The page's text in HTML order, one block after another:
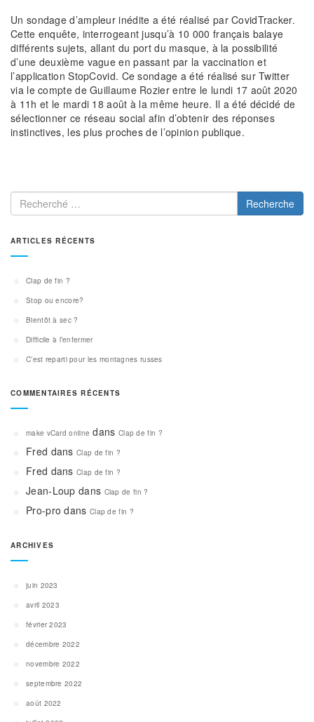
Un sondage d’ampleur inédite a été réalisé par CovidTracker.
Cette enquête, interrogeant jusqu’à 10 000 français balaye
différents sujets, allant du port du masque, à la possibilité
d’une deuxième vague en passant par la vaccination et
l’application StopCovid. Ce sondage a été réalisé sur Twitter
via le compte de Guillaume Rozier entre le lundi 17 août 2020
à 11h et le mardi 18 août à la même heure. Il a été décidé de
sélectionner ce réseau social afin d’obtenir des réponses
instinctives, les plus proches de l’opinion publique.
Recherche
ARTICLES RÉCENTS
Clap de fin ?
Stop ou encore?
Bientôt à sec ?
Difficile à l’enfermer
C’est reparti pour les montagnes russes
COMMENTAIRES RÉCENTS
make vCard online dans Clap de fin ?
Fred dansClap de fin ?
Fred dansClap de fin ?
Jean-Loup dans Clap de fin ?
Pro-pro dans Clap de fin ?
ARCHIVES
juin 2023
avril 2023
février 2023
décembre 2022
novembre 2022
septembre 2022
août 2022